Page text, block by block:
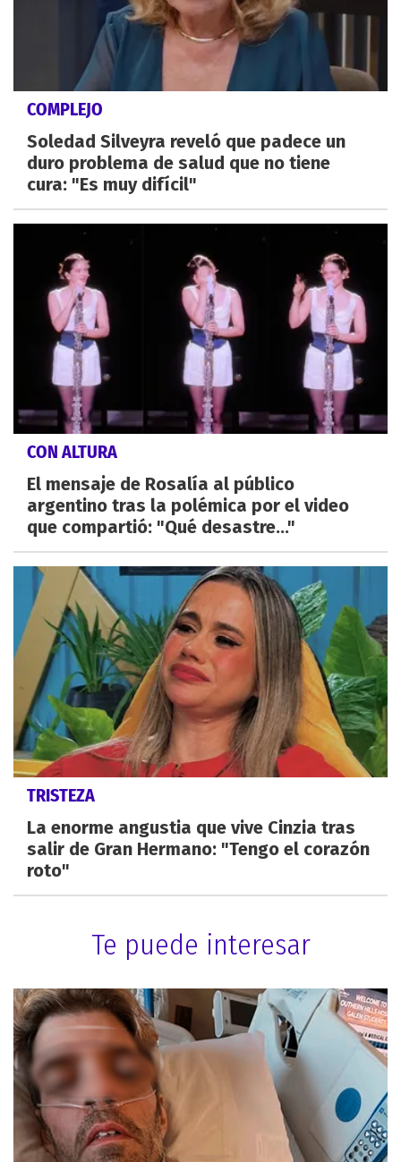
COMPLEJO
Soledad Silveyra reveló que padece un
duro problema de salud que no tiene
cura: "Es muy difícil"
CON ALTURA
El mensaje de Rosalía al público
argentino tras la polémica por el video
que compartió: "Qué desastre..."
TRISTEZA
La enorme angustia que vive Cinzia tras
salir de Gran Hermano: "Tengo el corazón
roto"
Te puede interesar